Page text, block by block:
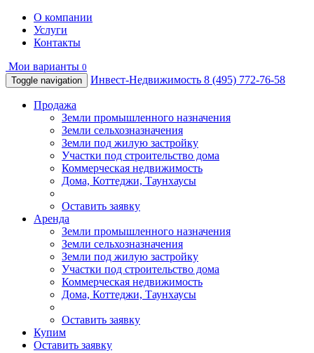
О компании
Услуги
Контакты
Мои варианты 0
Toggle navigation
Инвест-Недвижимость 8 (495) 772-76-58
Продажа
Земли промышленного назначения
Земли сельхозназначения
Земли под жилую застройку
Участки под строительство дома
Коммерческая недвижимость
Дома, Коттеджи, Таунхаусы
Оставить заявку
Аренда
Земли промышленного назначения
Земли сельхозназначения
Земли под жилую застройку
Участки под строительство дома
Коммерческая недвижимость
Дома, Коттеджи, Таунхаусы
Оставить заявку
Купим
Оставить заявку